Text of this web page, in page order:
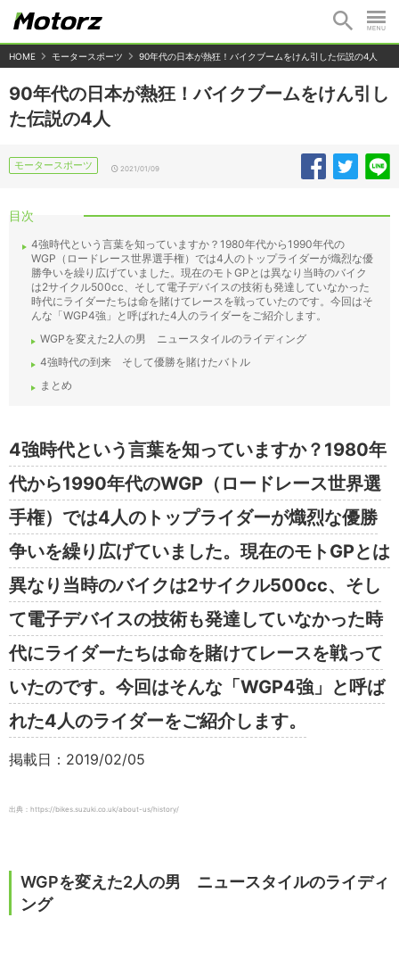
HOME モータースポーツ 90年代の日本が熱狂！バイクブームをけん引した伝説の4人
90年代の日本が熱狂！バイクブームをけん引し
た伝説の4人
モータースポーツ 2021/01/09
目次
4強時代という言葉を知っていますか？1980年代から1990年代の
WGP（ロードレース世界選手権）では4人のトップライダーが熾烈な優
勝争いを繰り広げていました。現在のモトGPとは異なり当時のバイク
は2サイクル500cc、そして電子デバイスの技術も発達していなかった
時代にライダーたちは命を賭けてレースを戦っていたのです。今回はそ
んな「WGP4強」と呼ばれた4人のライダーをご紹介します。
WGPを変えた2人の男 ニュースタイルのライディング
4強時代の到来 そして優勝を賭けたバトル
まとめ
4強時代という言葉を知っていますか？1980年
代から1990年代のWGP（ロードレース世界選
手権）では4人のトップライダーが熾烈な優勝
争いを繰り広げていました。現在のモトGPとは
異なり当時のバイクは2サイクル500cc、そし
て電子デバイスの技術も発達していなかった時
代にライダーたちは命を賭けてレースを戦って
いたのです。今回はそんな「WGP4強」と呼ば
れた4人のライダーをご紹介します。
掲載日：2019/02/05
出典：https://bikes.suzuki.co.uk/about-us/history/
WGPを変えた2人の男 ニュースタイルのライディ
ング